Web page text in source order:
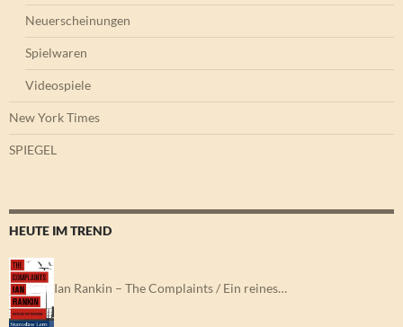
Neuerscheinungen
Spielwaren
Videospiele
New York Times
SPIEGEL
HEUTE IM TREND
Ian Rankin – The Complaints / Ein reines…